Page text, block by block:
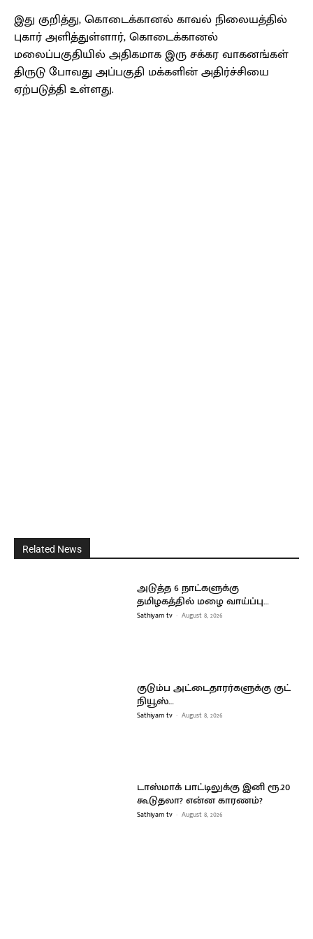
இது குறித்து, கொடைக்கானல் காவல் நிலையத்தில்
புகார் அளித்துள்ளார், கொடைக்கானல்
மலைப்பகுதியில் அதிகமாக இரு சக்கர வாகனங்கள்
திருடு போவது அப்பகுதி மக்களின் அதிர்ச்சியை
ஏற்படுத்தி உள்ளது.
Related News
அடுத்த 6 நாட்களுக்கு
தமிழகத்தில் மழை வாய்ப்பு…
Sathiyam tv - August 8, 2026
குடும்ப அட்டைதாரர்களுக்கு குட்
நியூஸ்…
Sathiyam tv - August 8, 2026
டாஸ்மாக் பாட்டிலுக்கு இனி ரூ.20
கூடுதலா? என்ன காரணம்?
Sathiyam tv - August 8, 2026